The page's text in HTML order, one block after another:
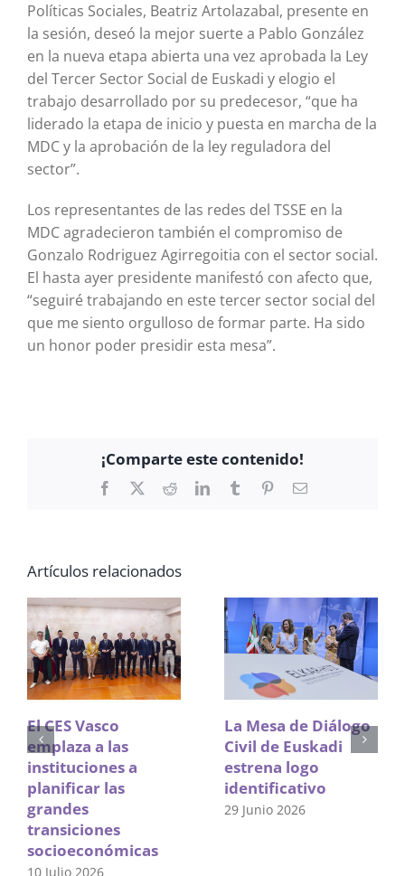
Políticas Sociales, Beatriz Artolazabal, presente en
la sesión, deseó la mejor suerte a Pablo González
en la nueva etapa abierta una vez aprobada la Ley
del Tercer Sector Social de Euskadi y elogio el
trabajo desarrollado por su predecesor, “que ha
liderado la etapa de inicio y puesta en marcha de la
MDC y la aprobación de la ley reguladora del
sector”.
Los representantes de las redes del TSSE en la
MDC agradecieron también el compromiso de
Gonzalo Rodriguez Agirregoitia con el sector social.
El hasta ayer presidente manifestó con afecto que,
“seguiré trabajando en este tercer sector social del
que me siento orgulloso de formar parte. Ha sido
un honor poder presidir esta mesa”.
¡Comparte este contenido!
Facebook RedditLinkedInTumblr PinterestCorreo
Artículos relacionados
El CES Vasco
emplaza a las
instituciones a
planificar las
grandes
transiciones
socioeconómicas
10 Julio 2026
La Mesa de Diálogo
Civil de Euskadi
estrena logo
identificativo
29 Junio 2026